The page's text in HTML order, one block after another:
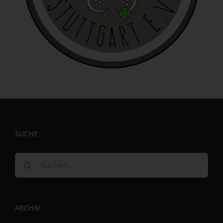
SUCHE
nach:
ARCHIV
identifizierbar wird eine natürliche Person angesehen, die
direkt oder indirekt, insbesondere mittels Zuordnung zu
einer Kennung wie einem Namen, zu einer Kennnummer,
zu Standortdaten, zu einer Online-Kennung oder zu
einem oder mehreren besonderen Merkmalen, die
Ausdruck der physischen, physiologischen, genetischen,
psychischen, wirtschaftlichen, kulturellen oder sozialen
identifizierbare natürliche Person, deren
Vorgangsreihe im Zusammenhang mit